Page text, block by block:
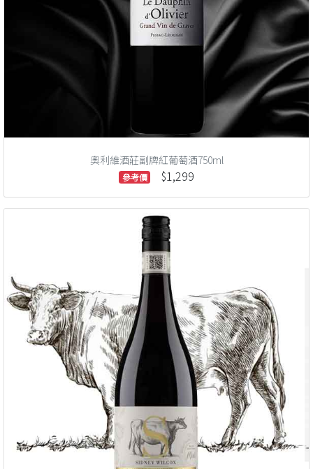
奧利維酒莊副牌紅葡萄酒750ml
參考價 $1,299